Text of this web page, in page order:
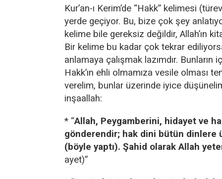
Kur’an-ı Kerim’de “Hakk” kelimesi
yerde geçiyor. Bu, bize çok şey
kelime bile gereksiz değildir, Allah’ın
Bir kelime bu kadar çok tekrar
anlamaya çalışmak lazımdır. Bunların
Hakk’ın ehli olmamıza vesile olması
verelim, bunlar üzerinde iyice
inşaallah:
* “Allah, Peygamberini, hidayet ve
gönderendir; hak dini bütün dinlere
(böyle yaptı). Şahid olarak Allah
ayet)”